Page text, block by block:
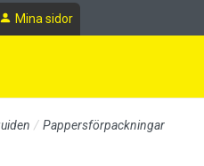
Mina sidor
Pappersförpackningar